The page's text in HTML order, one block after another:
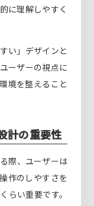
に理解しやすく
い」デザインと
ーザーの視点に
境を整えること
計の重要性
際、ユーザーは
作のしやすさを
らい重要です。